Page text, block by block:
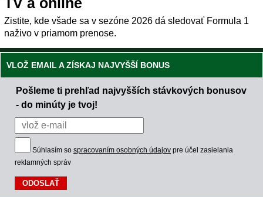
Zistite, kde všade sa v sezóne 2026 dá sledovať Formula 1
naživo v priamom prenose.
VLOŽ EMAIL A ZÍSKAJ NAJVYŠŠÍ BONUS
Pošleme ti prehľad najvyšších stávkových bonusov
- do minúty je tvoj!
Súhlasím so spracovaním osobných údajov pre účel zasielania
reklamných správ